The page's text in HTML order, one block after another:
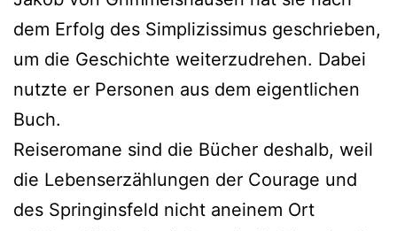
dem Erfolg des Simplizissimus geschrieben,
um die Geschichte weiterzudrehen. Dabei
nutzte er Personen aus dem eigentlichen
Buch.
Reiseromane sind die Bücher deshalb, weil
die Lebenserzählungen der Courage und
des Springinsfeld nicht aneinem Ort